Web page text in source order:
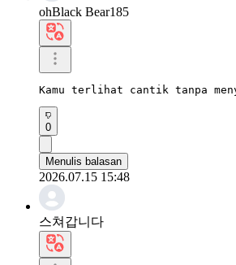
ohBlack Bear185
Kamu terlihat cantik tanpa
0
Menulis balasan
2026.07.15 15:48
스쳐갑니다